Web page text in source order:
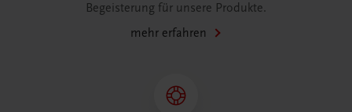
Begeisterung für unsere Produkte.
mehr erfahren